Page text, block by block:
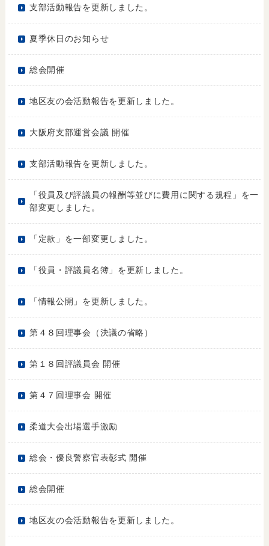
支部活動報告を更新しました。
夏季休日のお知らせ
総会開催
地区友の会活動報告を更新しました。
大阪府支部運営会議 開催
支部活動報告を更新しました。
「役員及び評議員の報酬等並びに費用に関する規程」を一
部変更しました。
「定款」を一部変更しました。
「役員・評議員名簿」を更新しました。
「情報公開」を更新しました。
第４８回理事会（決議の省略）
第１８回評議員会 開催
第４７回理事会 開催
柔道大会出場選手激励
総会・優良警察官表彰式 開催
総会開催
地区友の会活動報告を更新しました。